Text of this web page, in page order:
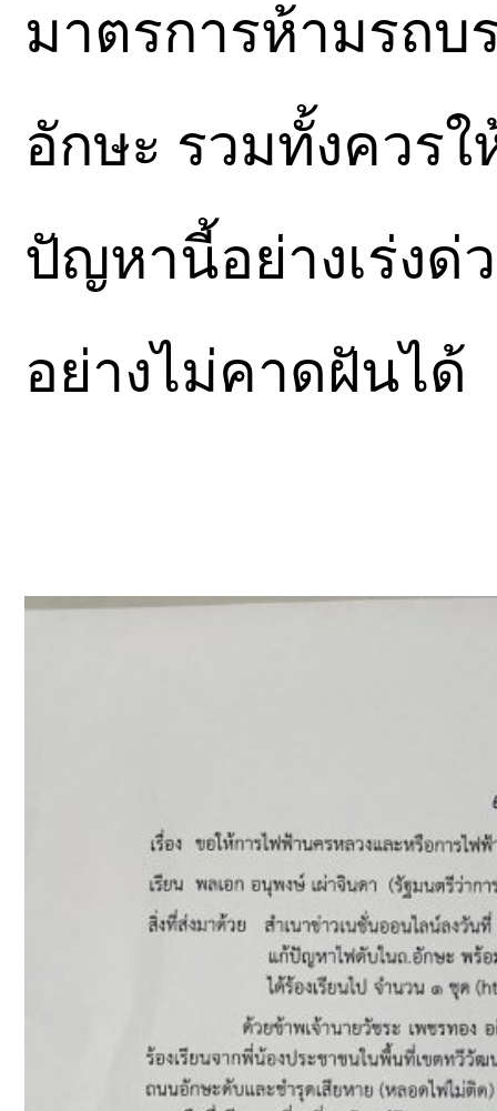
มาตรการห้ามรถ
อักษะ รวมทั้งควร
ปัญหานี้อย่างเร่งด่
อย่างไม่คาดฝันได้